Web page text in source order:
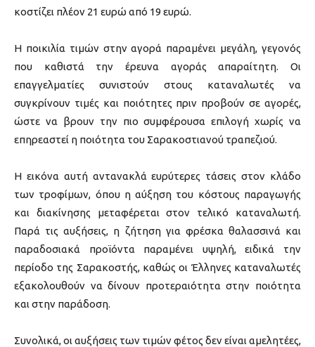
κοστίζει πλέον 21 ευρώ από 19 ευρώ.
Η ποικιλία τιμών στην αγορά παραμένει μεγάλη, γεγονός
που καθιστά την έρευνα αγοράς απαραίτητη. Οι
επαγγελματίες συνιστούν στους καταναλωτές να
συγκρίνουν τιμές και ποιότητες πριν προβούν σε αγορές,
ώστε να βρουν την πιο συμφέρουσα επιλογή χωρίς να
επηρεαστεί η ποιότητα του Σαρακοστιανού τραπεζιού.
Η εικόνα αυτή αντανακλά ευρύτερες τάσεις στον κλάδο
των τροφίμων, όπου η αύξηση του κόστους παραγωγής
και διακίνησης μεταφέρεται στον τελικό καταναλωτή.
Παρά τις αυξήσεις, η ζήτηση για φρέσκα θαλασσινά και
παραδοσιακά προϊόντα παραμένει υψηλή, ειδικά την
περίοδο της Σαρακοστής, καθώς οι Έλληνες καταναλωτές
εξακολουθούν να δίνουν προτεραιότητα στην ποιότητα
και στην παράδοση.
Συνολικά, οι αυξήσεις των τιμών φέτος δεν είναι αμελητέες,